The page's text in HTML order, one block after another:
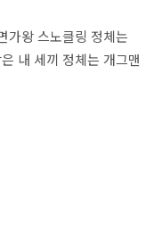
가왕 스노클링 정체는
내 세끼 정체는 개그맨